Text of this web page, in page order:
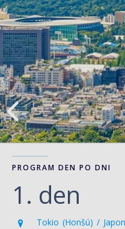
PROGRAM DEN PO DNI
1. den
Tokio (Honšú) /